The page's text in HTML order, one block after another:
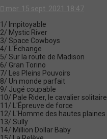
mer. 15 sept. 2021 18:47
1/ Impitoyable
2/ Mystic River
3/ Space Cowboys
4/ L'Échange
5/ Sur la route de Madison
6/ Gran Torino
7/ Les Pleins Pouvoirs
8/ Un monde parfait
9/ Jugé coupable
10/ Pale Rider, le cavalier solitaire
11/ L'Épreuve de force
12/ L'Homme des hautes plaines
13/ Sully
14/ Million Dollar Baby